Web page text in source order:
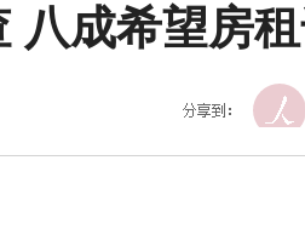
八成希望房